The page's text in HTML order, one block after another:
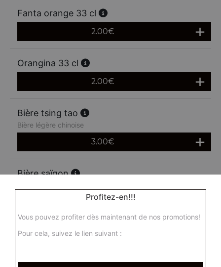
Fanta orange 33 cl
2.00€
Orangina 33 cl
2.00€
Bière tsing tao
Bière légère chinoise
3.00€
Bière saïgon
3.00€
Vin rouge supérrieur 75 cl
Profitez-en!!!
Vous pouvez profiter dès maintenant de nos promotions!
Pour cela, suivez le lien suivant :